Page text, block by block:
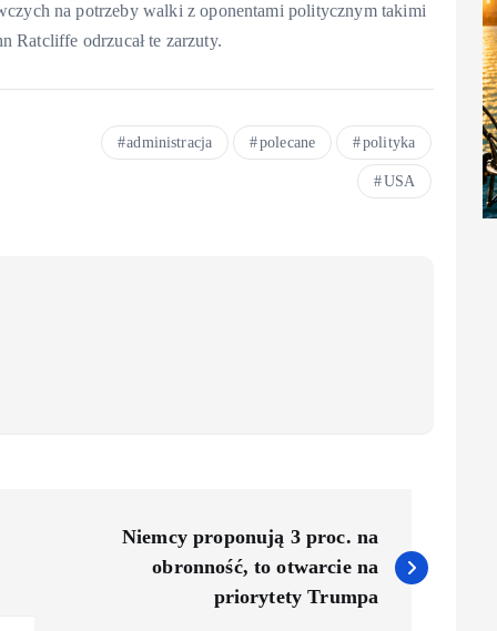
na potrzeby walki z oponentami politycznym takimi
Ratcliffe odrzucał te zarzuty.
administracja polecane polityka
USA
Niemcy proponują 3 proc. na
obronność, to otwarcie na
priorytety Trumpa